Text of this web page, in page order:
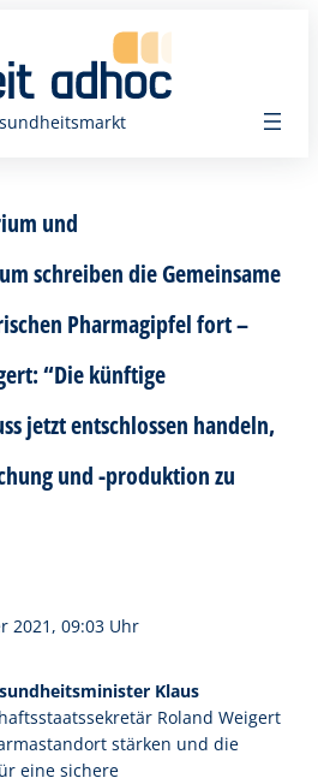
und
schreiben die Gemeinsame
Pharmagipfel fort –
“Die künftige
jetzt entschlossen handeln,
und -produktion zu
2021, 09:03 Uhr
Klaus
Roland Weigert
stärken und die
eine sichere